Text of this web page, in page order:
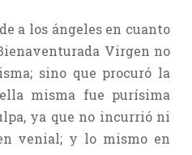
a los ángeles en cuanto
Virgen no
sino que procuró la
misma fue purísima
ya que no incurrió ni
venial; y lo mismo en